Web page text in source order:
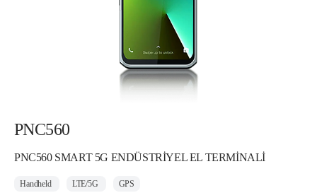
PNC560
PNC560 SMART 5G ENDÜSTRİYEL EL TERMİNALİ
Handheld LTE/5G GPS